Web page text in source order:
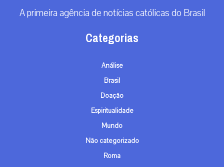
A primeira agência de notícias católicas do Brasil
Categorias
Análise
Brasil
Doação
Espiritualidade
Mundo
Não categorizado
Roma